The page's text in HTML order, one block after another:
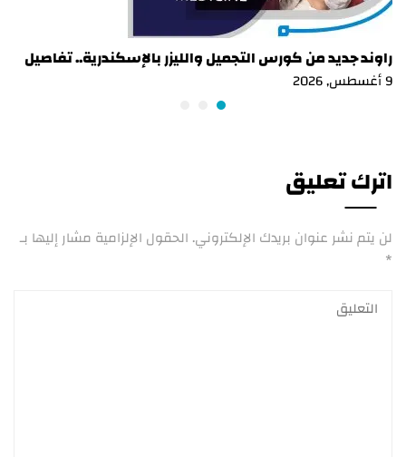
راوند جديد من كورس التجميل والليزر بالإسكندرية.. تفاصيل
9 أغسطس, 2026
اترك تعليق
لن يتم نشر عنوان بريدك الإلكتروني. الحقول الإلزامية مشار إليها بـ
*